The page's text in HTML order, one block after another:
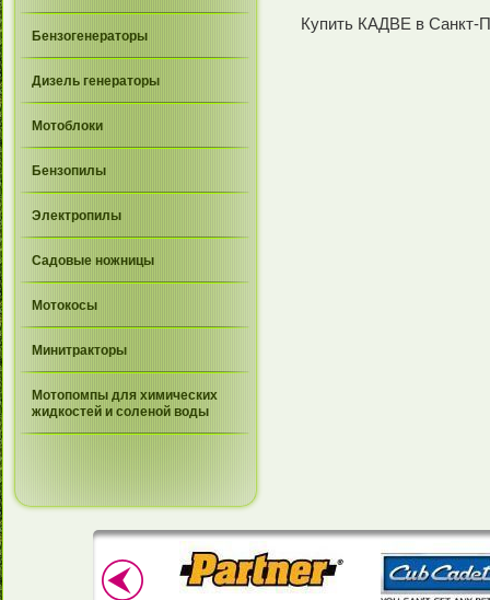
Бензогенераторы
Дизель генераторы
Мотоблоки
Бензопилы
Электропилы
Садовые ножницы
Мотокосы
Минитракторы
Мотопомпы для химических
жидкостей и соленой воды
Купить КАДВЕ в Санкт-